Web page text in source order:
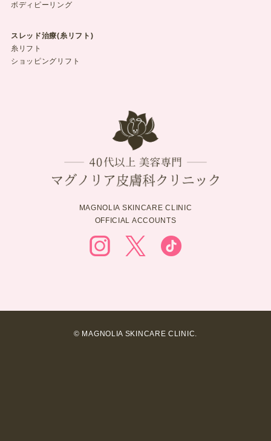
ボディピーリング
スレッド治療(糸リフト)
糸リフト
ショッピングリフト
MAGNOLIA SKINCARE CLINIC
OFFICIAL ACCOUNTS
© MAGNOLIA SKINCARE CLINIC.